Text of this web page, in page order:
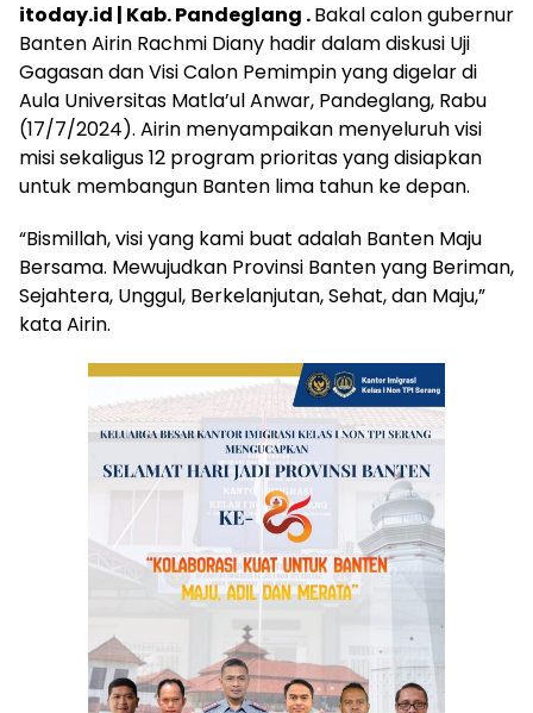
itoday.id | Kab. Pandeglang .Bakal calon gubernur
Banten Airin Rachmi Diany hadir dalam diskusi Uji
Gagasan dan Visi Calon Pemimpin yang digelar di
Aula Universitas Matla’ul Anwar, Pandeglang, Rabu
(17/7/2024). Airin menyampaikan menyeluruh visi
misi sekaligus 12 program prioritas yang disiapkan
untuk membangun Banten lima tahun ke depan.
“Bismillah, visi yang kami buat adalah Banten Maju
Bersama. Mewujudkan Provinsi Banten yang Beriman,
Sejahtera, Unggul, Berkelanjutan, Sehat, dan Maju,”
kata Airin.